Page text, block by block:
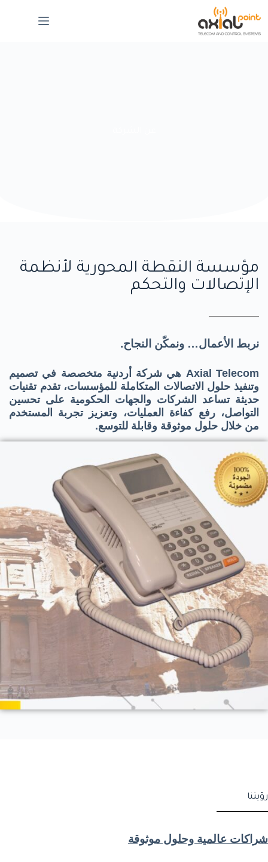
مؤسسة النقطة المحورية لأنظمة
الإتصالات والتحكم
نربط الأعمال… ونمكّن النجاح.
Axial Telecom هي شركة أردنية متخصصة في تصميم
وتنفيذ حلول الاتصالات المتكاملة للمؤسسات، تقدم تقنيات
حديثة تساعد الشركات والجهات الحكومية على تحسين
التواصل، رفع كفاءة العمليات، وتعزيز تجربة المستخدم
من خلال حلول موثوقة وقابلة للتوسع.
رؤيتنا
شراكات عالمية وحلول موثوقة